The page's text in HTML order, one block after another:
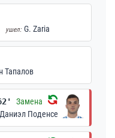
ушел: G. Zaria
Тапалов
Замена
Даниэл Поденсе